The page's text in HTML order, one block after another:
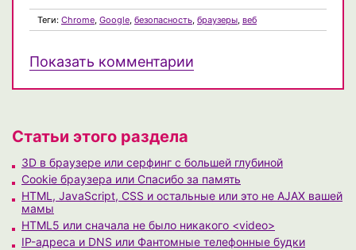
Теги: Chrome, Google, безопасность, браузеры, веб
Показать комментарии
Статьи этого раздела
3D в браузере или серфинг с большей глубиной
Cookie браузера или Спасибо за память
HTML, JavaScript, CSS и остальные или это не AJAX вашей
мамы
HTML5 или сначала не было никакого <video>
IP-адреса и DNS или Фантомные телефонные будки